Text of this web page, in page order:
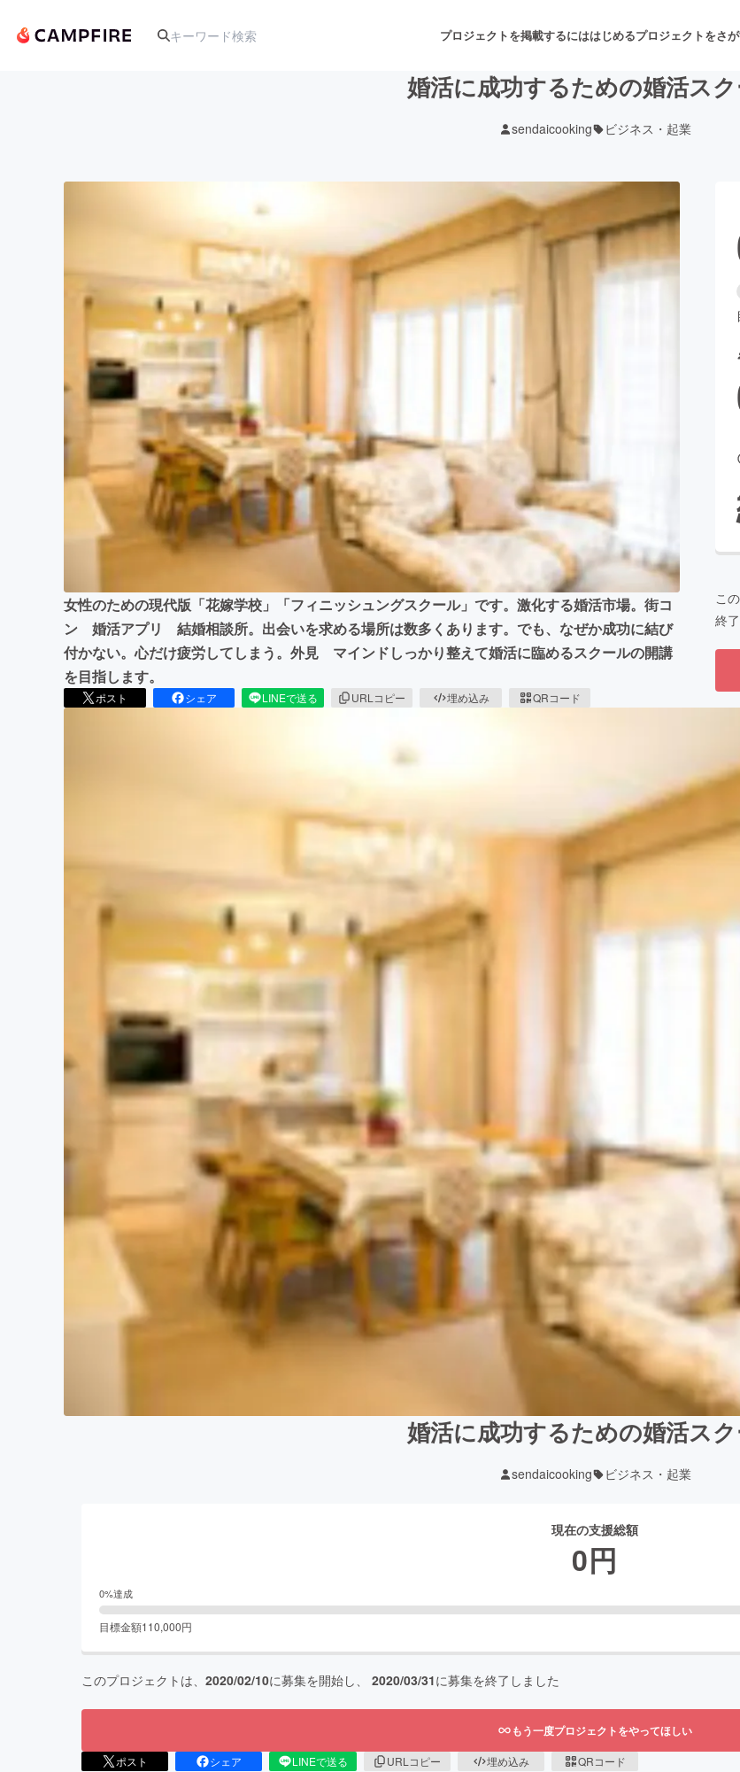
プロジェクトを掲載するにははじめるプロジェクトをさ
アート・写真 音楽 舞台・パフォ
テクノロジー・ガジェット ゲーム・サービス開発 フード・飲食店
映像・映画 書籍・雑誌出版
ビジネス・起業 ビューティー
まちづくり・地域活性化
CAMPFIRE for Social Good
CAMPFIREふるさと納税machi-ya
婚活に成功するための婚活ス
sendaicooking ビジネス・起業
女性のための現代版「花嫁学校」「フィニッシュングスクール」です。激化する婚活市場。街コ
ン 婚活アプリ 結婚相談所。出会いを求める場所は数多くあります。でも、なぜか成功に結び
付かない。心だけ疲労してしまう。外見 マインドしっかり整えて婚活に臨めるスクールの開講
を目指します。
ポスト シェア LINEで送る URLコピー 埋め込み QRコード
こ
終
婚活に成功するための婚活ス
sendaicooking ビジネス・起業
現在の支援総額
0円
0%達成
目標金額110,000円
このプロジェクトは、 2020/02/10に募集を開始し、 2020/03/31に募集を終了しました
もう一度プロジェクトをやってほしい
ポスト シェア LINEで送る URLコピー 埋め込み QRコード